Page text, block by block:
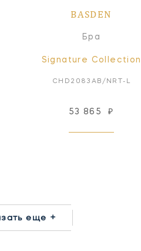
BASDEN
Бра
Signature Collection
CHD2083AB/NRT-L
53 865 ₽
еще +